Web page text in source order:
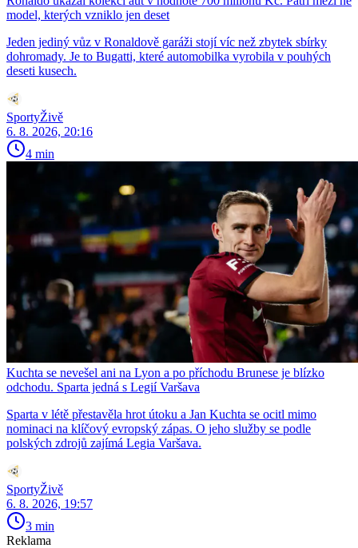
model, kterých vzniklo jen deset
Jeden jediný vůz v Ronaldově garáži stojí víc než zbytek sbírky
dohromady. Je to Bugatti, které automobilka vyrobila v pouhých
deseti kusech.
SportyŽivě
6. 8. 2026, 20:16
4 min
Kuchta se nevešel ani na Lyon a po příchodu Brunese je blízko
odchodu. Sparta jedná s Legií Varšava
Sparta v létě přestavěla hrot útoku a Jan Kuchta se ocitl mimo
nominaci na klíčový evropský zápas. O jeho služby se podle
polských zdrojů zajímá Legia Varšava.
SportyŽivě
6. 8. 2026, 19:57
3 min
Reklama